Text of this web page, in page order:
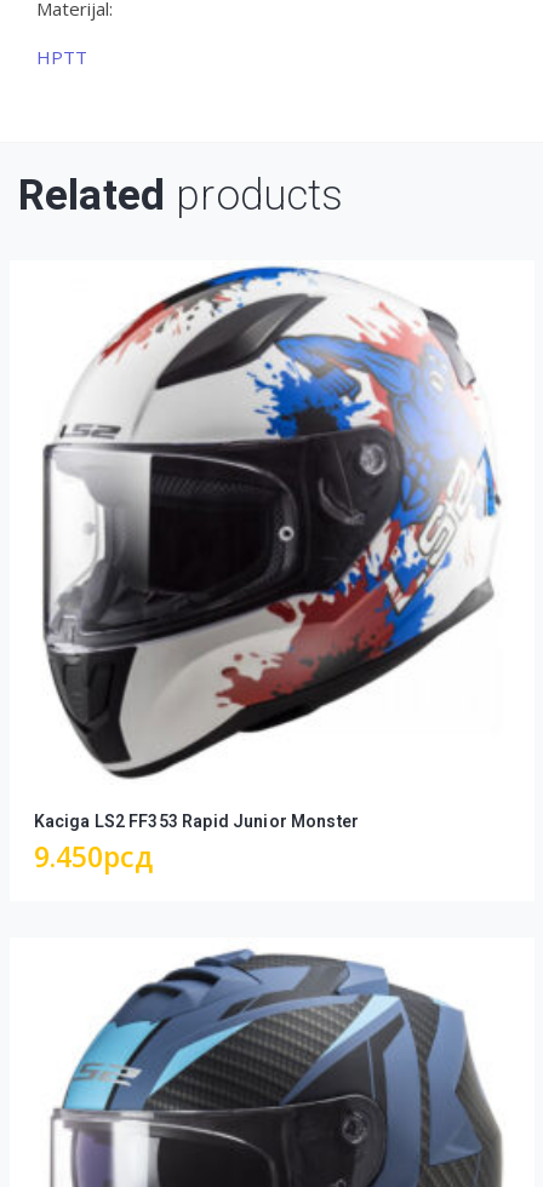
Materijal:
HPTT
Related products
Kaciga LS2 FF353 Rapid Junior Monster
9.450рсд